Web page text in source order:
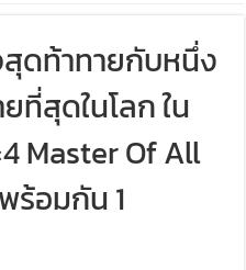
ดท้าทายกับหนึ่ง
ที่สุดในโลก ใน
Master Of All
ร้อมกัน 1